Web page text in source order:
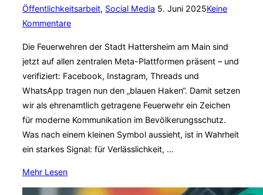
Öffentlichkeitsarbeit, Social Media Veröffentlicht
5. Juni 2025Keine
Kommentare
Die Feuerwehren der Stadt Hattersheim am Main sind
jetzt auf allen zentralen Meta-Plattformen präsent – und
verifiziert: Facebook, Instagram, Threads und
WhatsApp tragen nun den „blauen Haken“. Damit setzen
wir als ehrenamtlich getragene Feuerwehr ein Zeichen
für moderne Kommunikation im Bevölkerungsschutz.
Was nach einem kleinen Symbol aussieht, ist in Wahrheit
ein starkes Signal: für Verlässlichkeit, …
Mehr über
„Verifiziert,
Lesen